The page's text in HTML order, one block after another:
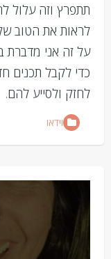
תתפרץ וזה עלול
לראות את הטוב
על זה אני מדברת
כדי לקבל תכנים
לחזק ולסייע להם.
וידאו